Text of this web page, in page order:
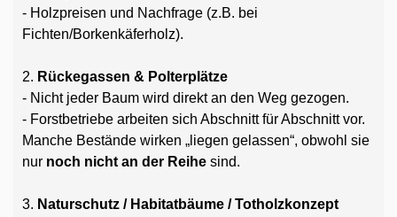
- Holzpreisen und Nachfrage (z.B. bei
Fichten/Borkenkäferholz).
2. Rückegassen & Polterplätze
- Nicht jeder Baum wird direkt an den Weg gezogen.
- Forstbetriebe arbeiten sich Abschnitt für Abschnitt vor.
Manche Bestände wirken „liegen gelassen“, obwohl sie
nur noch nicht an der Reihe sind.
3. Naturschutz / Habitatbäume / Totholzkonzept